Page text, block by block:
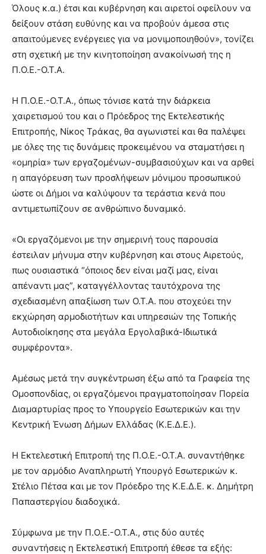
Όλους κ.α.) έτσι και κυβέρνηση και αιρετοί οφείλουν να
δείξουν στάση ευθύνης και να προβούν άμεσα στις
απαιτούμενες ενέργειες για να μονιμοποιηθούν», τονίζει
στη σχετική με την κινητοποίηση ανακοίνωσή της η
Π.Ο.Ε.-Ο.Τ.Α.
Η Π.Ο.Ε.-Ο.Τ.Α., όπως τόνισε κατά την διάρκεια
χαιρετισμού του και ο Πρόεδρος της Εκτελεστικής
Επιτροπής, Νίκος Τράκας, θα αγωνιστεί και θα παλέψει
με όλες της τις δυνάμεις προκειμένου να σταματήσει η
«ομηρία» των εργαζομένων-συμβασιούχων και να αρθεί
η απαγόρευση των προσλήψεων μόνιμου προσωπικού
ώστε οι Δήμοι να καλύψουν τα τεράστια κενά που
αντιμετωπίζουν σε ανθρώπινο δυναμικό.
«Οι εργαζόμενοι με την σημερινή τους παρουσία
έστειλαν μήνυμα στην κυβέρνηση και στους Αιρετούς,
πως ουσιαστικά “όποιος δεν είναι μαζί μας, είναι
απέναντι μας”, καταγγέλλοντας ταυτόχρονα της
σχεδιασμένη απαξίωση των Ο.Τ.Α. που στοχεύει την
εκχώρηση αρμοδιοτήτων και υπηρεσιών της Τοπικής
Αυτοδιοίκησης στα μεγάλα Εργολαβικά-Ιδιωτικά
συμφέροντα».
Αμέσως μετά την συγκέντρωση έξω από τα Γραφεία της
Ομοσπονδίας, οι εργαζόμενοι πραγματοποίησαν Πορεία
Διαμαρτυρίας προς το Υπουργείο Εσωτερικών και την
Κεντρική Ένωση Δήμων Ελλάδας (Κ.Ε.Δ.Ε.).
Η Εκτελεστική Επιτροπή της Π.Ο.Ε.-Ο.Τ.Α. συναντήθηκε
με τον αρμόδιο Αναπληρωτή Υπουργό Εσωτερικών κ.
Στέλιο Πέτσα και με τον Πρόεδρο της Κ.Ε.Δ.Ε. κ. Δημήτρη
Παπαστεργίου διαδοχικά.
Σύμφωνα με την Π.Ο.Ε.-Ο.Τ.Α., στις δύο αυτές
συναντήσεις η Εκτελεστική Επιτροπή έθεσε τα εξής: